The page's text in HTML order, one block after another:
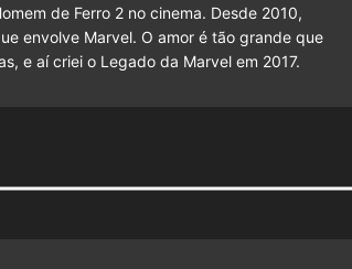
de Ferro 2 no cinema. Desde 2010,
envolve Marvel. O amor é tão grande que
e aí criei o Legado da Marvel em 2017.